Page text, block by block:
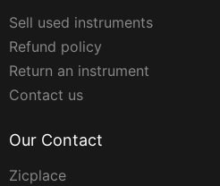
Sell used instruments
Refund policy
Return an instrument
Contact us
Our Contact
Zicplace